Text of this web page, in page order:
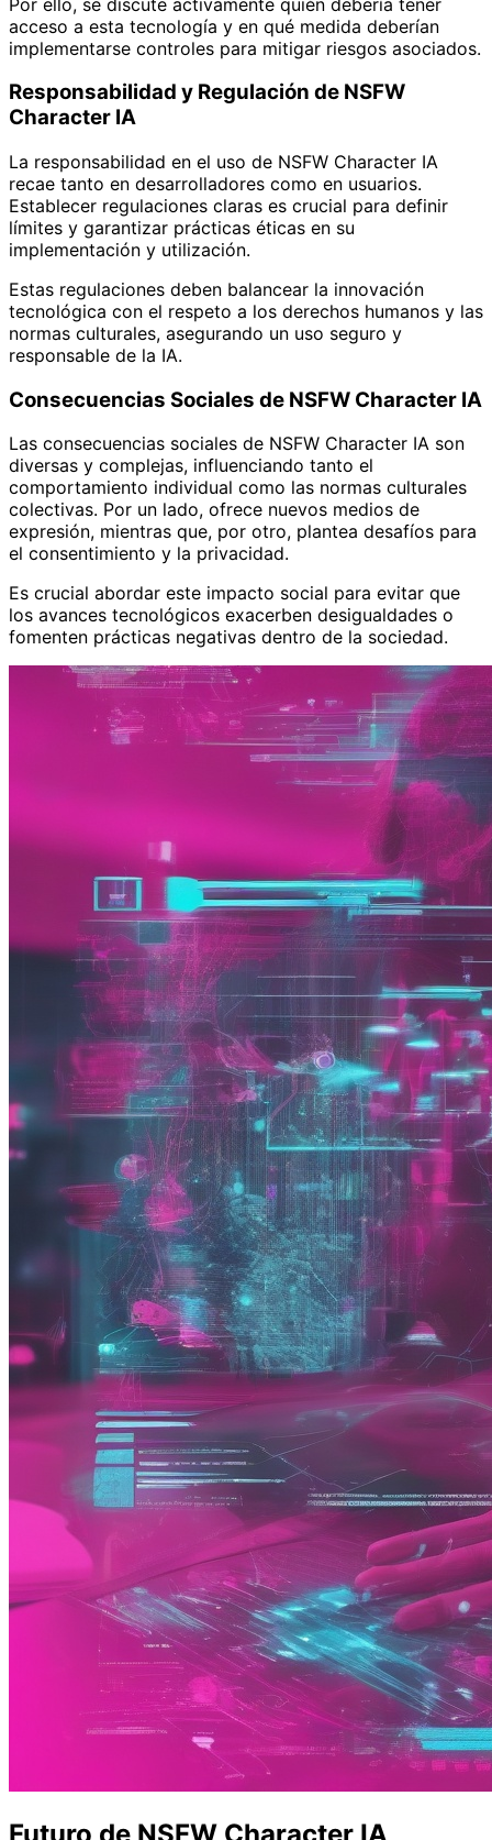
acceso a esta tecnología y en qué medida deberían
implementarse controles para mitigar riesgos asociados.
Responsabilidad y Regulación de NSFW
Character IA
La responsabilidad en el uso de NSFW Character IA
recae tanto en desarrolladores como en usuarios.
Establecer regulaciones claras es crucial para definir
límites y garantizar prácticas éticas en su
implementación y utilización.
Estas regulaciones deben balancear la innovación
tecnológica con el respeto a los derechos humanos y las
normas culturales, asegurando un uso seguro y
responsable de la IA.
Consecuencias Sociales de NSFW Character IA
Las consecuencias sociales de NSFW Character IA son
diversas y complejas, influenciando tanto el
comportamiento individual como las normas culturales
colectivas. Por un lado, ofrece nuevos medios de
expresión, mientras que, por otro, plantea desafíos para
el consentimiento y la privacidad.
Es crucial abordar este impacto social para evitar que
los avances tecnológicos exacerben desigualdades o
fomenten prácticas negativas dentro de la sociedad.